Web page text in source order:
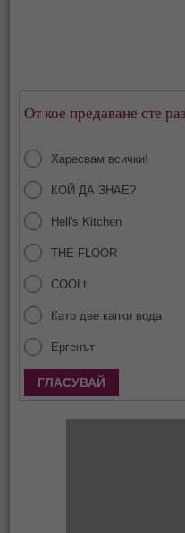
От кое предаване сте
Харесвам всички!
КОЙ ДА ЗНАЕ?
Hell's Kitchen
THE FLOOR
COOLt
Като две капки вода
Ергенът